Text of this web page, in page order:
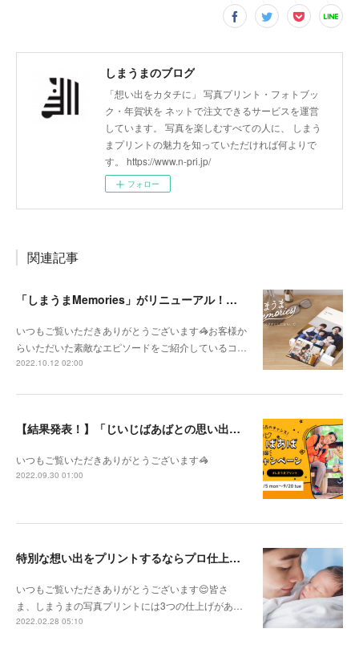
しまうまのブログ
「想い出をカタチに」 写真プリント・フォトブッ
ク・年賀状を ネットで注文できるサービスを運営
しています。 写真を楽しむすべての人に、 しまう
まプリントの魅力を知っていただければ何よりで
す。 https://www.n-pri.jp/
フォロー
関連記事
「しまうまMemories」がリニューアル！よりパワーアップした内容をご紹介
いつもご覧いただきありがとうございます🦓お客様か
らいただいた素敵なエピソードをご紹介しているコ…
2022.10.12 02:00
【結果発表！】「じいじばあばとの思い出キャンペーン」
いつもご覧いただきありがとうございます🦓
2022.09.30 01:00
特別な想い出をプリントするならプロ仕上げ！
いつもご覧いただきありがとうございます😌皆さ
ま、しまうまの写真プリントには3つの仕上げがあ…
2022.02.28 05:10